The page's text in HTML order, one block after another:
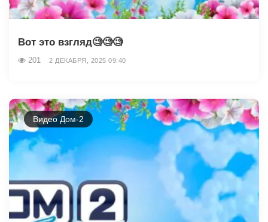
Вот это взгляд🧐🧐🧐
201 2 ДЕКАБРЯ, 2025 09:40
Видео Дом-2